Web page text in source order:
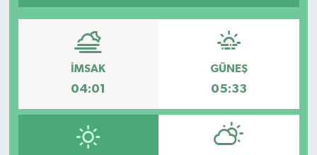
İMSAK
04:01
GÜNEŞ
05:33
Teknoloji
Tatil ve Seyahat
Çevre
Okul Gazetesi